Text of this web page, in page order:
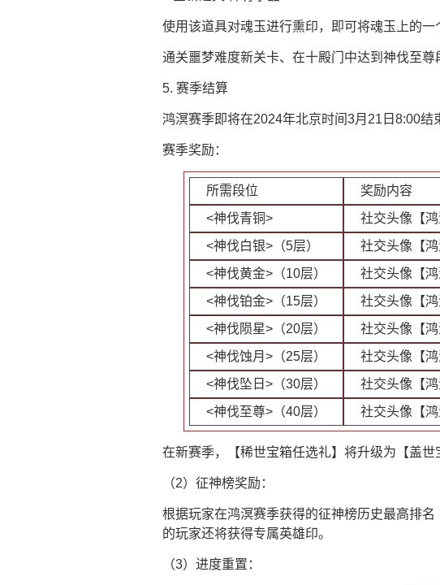
使用该道具对魂玉进行熏印，即可将魂玉上的一
通关噩梦难度新关卡、在十殿门中达到神伐至尊
5. 赛季结算
鸿溟赛季即将在2024年北京时间3月21日8:00结
赛季奖励：
所需段位
奖励内容
<神伐青铜>
社交头像【鸿
<神伐白银>（5层）
社交头像【鸿
<神伐黄金>（10层）
社交头像【鸿
<神伐铂金>（15层）
社交头像【鸿
<神伐陨星>（20层）
社交头像【
<神伐蚀月>（25层）
社交头像【
<神伐坠日>（30层）
社交头像【
<神伐至尊>（40层）
社交头像【
在新赛季，【稀世宝箱任选礼】将升级为【盖世
（2）征神榜奖励：
根据玩家在鸿溟赛季获得的征神榜历史最高排
的玩家还将获得专属英雄印。
（3）进度重置：